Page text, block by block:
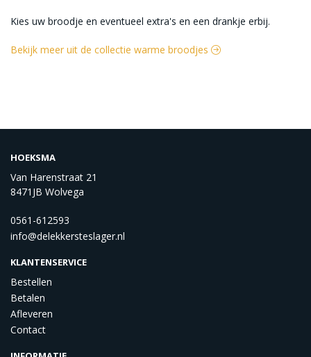
Kies uw broodje en eventueel extra's en een drankje erbij.
Bekijk meer uit de collectie warme broodjes
HOEKSMA
Van Harenstraat 21
8471JB Wolvega
0561-612593
info@delekkersteslager.nl
KLANTENSERVICE
Bestellen
Betalen
Afleveren
Contact